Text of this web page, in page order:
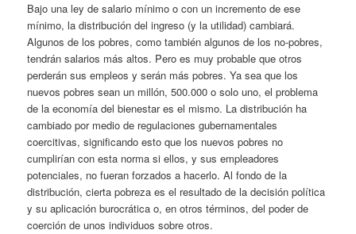
Bajo una ley de salario mínimo o con un incremento de ese
mínimo, la distribución del ingreso (y la utilidad) cambiará.
Algunos de los pobres, como también algunos de los no-pobres,
tendrán salarios más altos. Pero es muy probable que otros
perderán sus empleos y serán más pobres. Ya sea que los
nuevos pobres sean un millón, 500.000 o solo uno, el problema
de la economía del bienestar es el mismo. La distribución ha
cambiado por medio de regulaciones gubernamentales
coercitivas, significando esto que los nuevos pobres no
cumplirían con esta norma si ellos, y sus empleadores
potenciales, no fueran forzados a hacerlo. Al fondo de la
distribución, cierta pobreza es el resultado de la decisión política
y su aplicación burocrática o, en otros términos, del poder de
coerción de unos individuos sobre otros.